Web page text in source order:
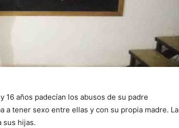
16 años padecían los abusos de su padre
a tener sexo entre ellas y con su propia madre. La
sus hijas.